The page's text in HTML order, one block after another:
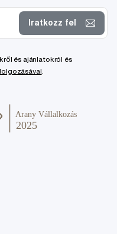
Iratkozz fel
és ajánlatokról és